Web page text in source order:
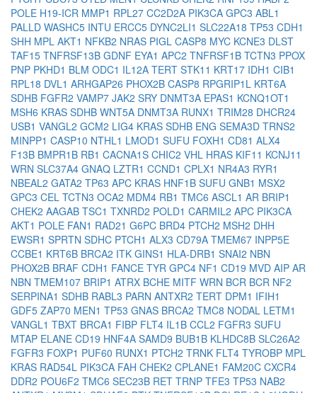
POLE H19-ICR MMP1 RPL27 CC2D2A PIK3CA GPC3 ABL1
PALLD WASHC5 INTU ERCC5 DYNC2LI1 SLC22A18 TP53 CDH1
SHH MPL AKT1 NFKB2 NRAS PIGL CASP8 MYC KCNE3 DLST
TAF15 TNFRSF13B GDNF EYA1 APC2 TNFRSF1B TCTN3 PPOX
PNP PKHD1 BLM ODC1 IL12A TERT STK11 KRT17 IDH1 CIB1
RPL18 DVL1 ARHGAP26 PHOX2B CASP8 RPGRIP1L KRT6A
SDHB FGFR2 VAMP7 JAK2 SRY DNMT3A EPAS1 KCNQ1OT1
MSH6 KRAS SDHB WNT5A DNMT3A RUNX1 TRIM28 DHCR24
USB1 VANGL2 GCM2 LIG4 KRAS SDHB ENG SEMA3D TRNS2
MINPP1 CASP10 NTHL1 LMOD1 SUFU FOXH1 CD81 ALX4
F13B BMPR1B RB1 CACNA1S CHIC2 VHL HRAS KIF11 KCNJ11
WRN SLC37A4 GNAQ LZTR1 CCND1 CPLX1 NR4A3 RYR1
NBEAL2 GATA2 TP63 APC KRAS HNF1B SUFU GNB1 MSX2
GPC3 CEL TCTN3 OCA2 MDM4 RB1 TMC6 ASCL1 AR BRIP1
CHEK2 AAGAB TSC1 TXNRD2 POLD1 CARMIL2 APC PIK3CA
AKT1 POLE FAN1 RAD21 G6PC BRD4 PTCH2 MSH2 DHH
EWSR1 SPRTN SDHC PTCH1 ALX3 CD79A TMEM67 INPP5E
CCBE1 KRT6B BRCA2 ITK GINS1 HLA-DRB1 SNAI2 NBN
PHOX2B BRAF CDH1 FANCE TYR GPC4 NF1 CD19 MVD AIP AR
NBN TMEM107 BRIP1 ATRX BCHE MITF WRN BCR BCR NF2
SERPINA1 SDHB RABL3 PARN ANTXR2 TERT DPM1 IFIH1
GDF5 ZAP70 MEN1 TP53 GNAS BRCA2 TMC8 NODAL LETM1
VANGL1 TBXT BRCA1 FIBP FLT4 IL1B CCL2 FGFR3 SUFU
MTAP ELANE CD19 HNF4A SAMD9 BUB1B KLHDC8B SLC26A2
FGFR3 FOXP1 PUF60 RUNX1 PTCH2 TRNK FLT4 TYROBP MPL
KRAS RAD54L PIK3CA FAH CHEK2 CPLANE1 FAM20C CXCR4
DDR2 POU6F2 TMC6 SEC23B RET TRNP TFE3 TP53 NAB2